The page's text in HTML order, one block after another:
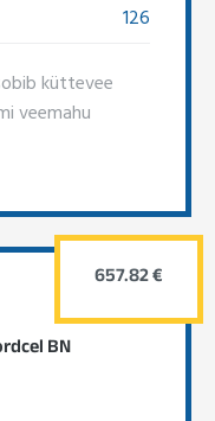
126
küttevee
veemahu
BN
657.82 €